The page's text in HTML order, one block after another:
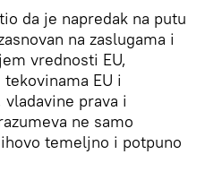
da je napredak na putu
na zaslugama i
vrednosti EU,
EU i
prava i
ne samo
temeljno i potpuno